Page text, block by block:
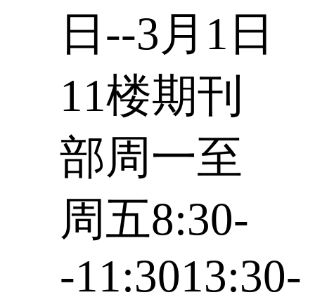
日--3月1日
11楼期刊
部周一至
周五8:30-
-11:3013:30-